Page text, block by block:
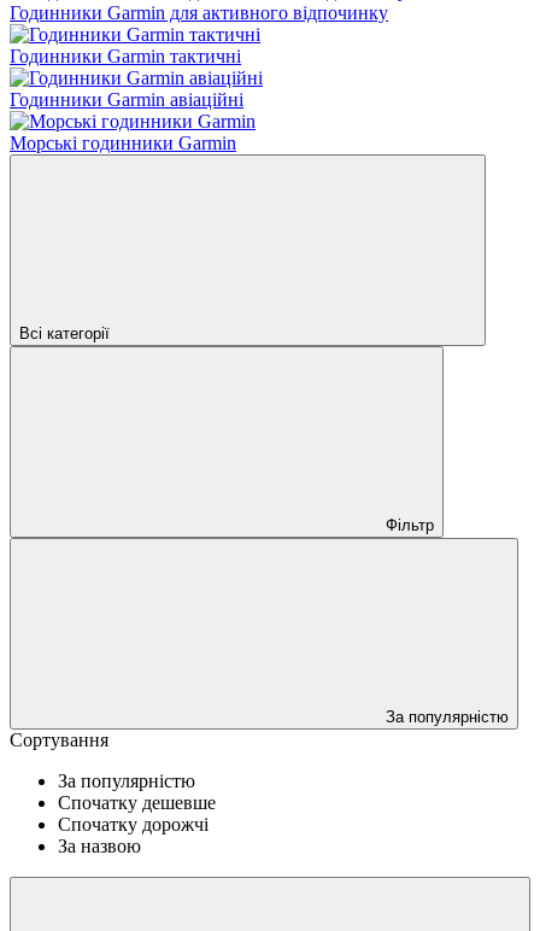
Годинники Garmin для активного відпочинку
Годинники Garmin тактичні
Годинники Garmin авіаційні
Морські годинники Garmin
Всі категорії
Фільтр
За популярністю
Сортування
За популярністю
Спочатку дешевше
Спочатку дорожчі
За назвою